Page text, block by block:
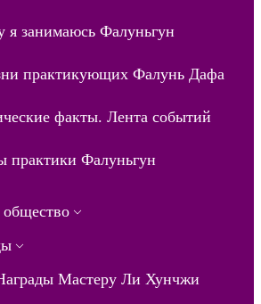
я занимаюсь Фалуньгун
практикующих Фалунь Дафа
факты. Лента событий
практики Фалуньгун
Мастеру Ли Хунчжи